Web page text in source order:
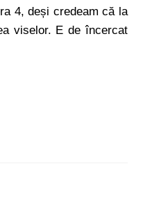
4, deși credeam că la
viselor. E de încercat